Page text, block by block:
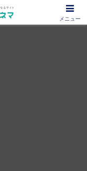
『MIHOシネマ』
メニュー